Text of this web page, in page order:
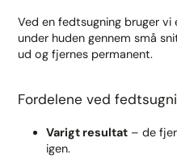
Ved en fedtsugning bruger
under huden gennem små
ud og fjernes permanent.
Fordelene ved
Varigt resultat– de
igen.